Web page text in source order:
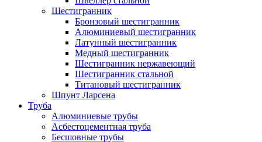
Шестигранник
Бронзовый шестигранник
Алюминиевый шестигранник
Латунный шестигранник
Медный шестигранник
Шестигранник нержавеющий
Шестигранник стальной
Титановый шестигранник
Шпунт Ларсена
Труба
Алюминиевые трубы
Асбестоцементная труба
Бесшовные трубы